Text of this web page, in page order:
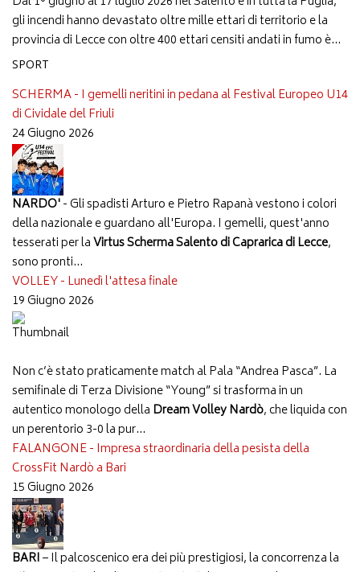
gli incendi hanno devastato oltre mille ettari di territorio e la
provincia di Lecce con oltre 400 ettari censiti andati in fumo è...
SPORT
SCHERMA - I gemelli neritini in pedana al Festival Europeo U14
di Cividale del Friuli
24 Giugno 2026
NARDO'- Gli spadisti Arturo e Pietro Rapanà vestono i colori
della nazionale e guardano all'Europa. I gemelli, quest'anno
tesserati per laVirtus Scherma Salento di Caprarica di Lecce,
sono pronti...
VOLLEY - Lunedì l'attesa finale
19 Giugno 2026
Non c’è stato praticamente match al Pala “Andrea Pasca”. La
semifinale di Terza Divisione “Young” si trasforma in un
autentico monologo della Dream Volley Nardò, che liquida con
un perentorio 3-0 la pur...
FALANGONE - Impresa straordinaria della pesista della
CrossFit Nardò a Bari
15 Giugno 2026
BARI– Il palcoscenico era dei più prestigiosi, la concorrenza la